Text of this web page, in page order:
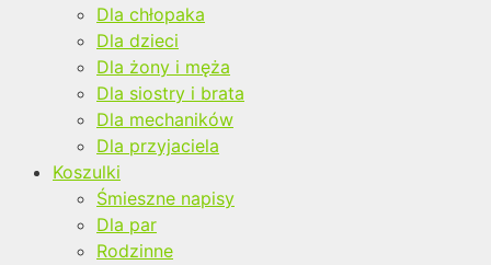
Dla chłopaka
Dla dzieci
Dla żony i męża
Dla siostry i brata
Dla mechaników
Dla przyjaciela
Koszulki
Śmieszne napisy
Dla par
Rodzinne